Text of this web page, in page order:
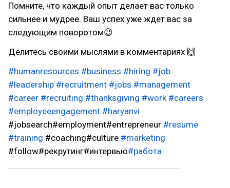
Помните, что каждый опыт делает вас только
сильнее и мудрее. Ваш успех уже ждет вас за
следующим поворотом😉
Делитесь своими мыслями в комментариях 🙌
#humanresources #business #hiring #job
#leadership #recruitment #jobs #management
#career #recruiting #thanksgiving #work #careers
#employeeengagement #haryanvi
#jobsearch#employment#entrepreneur #resume
#training #coaching#culture #marketing
#follow#рекрутинг#интервью#работа